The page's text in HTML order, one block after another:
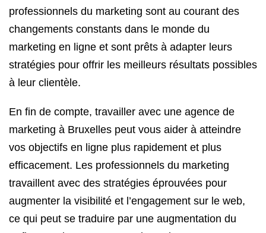
professionnels du marketing sont au courant des
changements constants dans le monde du
marketing en ligne et sont prêts à adapter leurs
stratégies pour offrir les meilleurs résultats possibles
à leur clientèle.
En fin de compte, travailler avec une agence de
marketing à Bruxelles peut vous aider à atteindre
vos objectifs en ligne plus rapidement et plus
efficacement. Les professionnels du marketing
travaillent avec des stratégies éprouvées pour
augmenter la visibilité et l’engagement sur le web,
ce qui peut se traduire par une augmentation du